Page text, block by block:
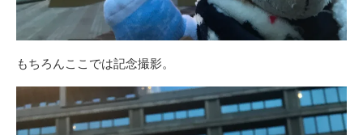
もちろんここでは記念撮影。